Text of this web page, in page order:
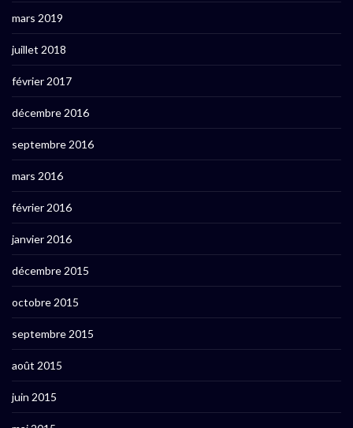
mars 2019
juillet 2018
février 2017
décembre 2016
septembre 2016
mars 2016
février 2016
janvier 2016
décembre 2015
octobre 2015
septembre 2015
août 2015
juin 2015